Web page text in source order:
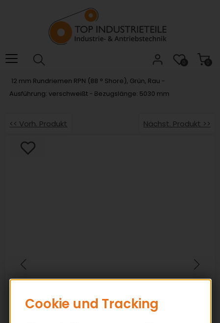
das
Barrierefreiheitsmenü
0
0
12 mm Rundriemen RPN (88 ° Shore), Grün, Rau -
Ausführung: verschweißt - Bezugslänge: 5030 mm
<< Vorh. Produkt Nächst. Produkt >>
Cookie und Tracking